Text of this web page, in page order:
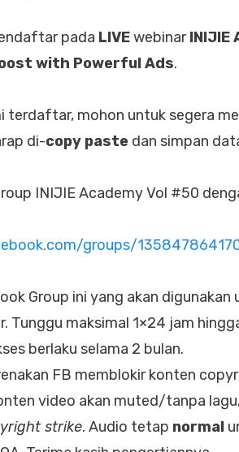
pada LIVEwebinarINIJIE
with Powerful Ads.
terdaftar, mohon untuk segera
di-copy paste dan simpan
INIJIE Academy Vol #50
groups/
Group ini yang akan
Tunggu maksimal 1×24 jam
berlaku selama 2 bulan.
FB memblokir konten
video akan muted/tanpa
strike. Audio tetap normal